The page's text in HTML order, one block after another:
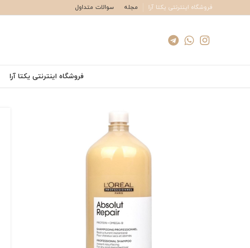
فروشگاه اینترنتی یکتا آرا مجله سوالات متداول
فروشگاه اینترنتی یکتا آرا